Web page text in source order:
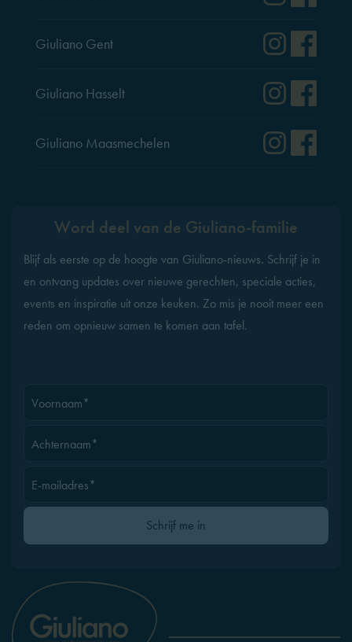
Giuliano Gent
Giuliano Hasselt
Giuliano Maasmechelen
Word deel van de Giuliano-familie
Blijf als eerste op de hoogte van Giuliano-nieuws. Schrijf je in
en ontvang updates over nieuwe gerechten, speciale acties,
events en inspiratie uit onze keuken. Zo mis je nooit meer een
reden om opnieuw samen te komen aan tafel.
Voornaam*
Achternaam*
E-mailadres*
Gelieve dit veld leeg te latenSchrijf me in